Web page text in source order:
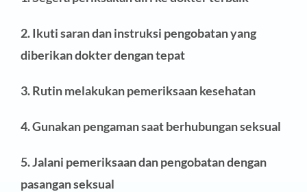
2. Ikuti saran dan instruksi pengobatan yang
diberikan dokter dengan tepat
3. Rutin melakukan pemeriksaan kesehatan
4. Gunakan pengaman saat berhubungan seksual
5. Jalani pemeriksaan dan pengobatan dengan
pasangan seksual